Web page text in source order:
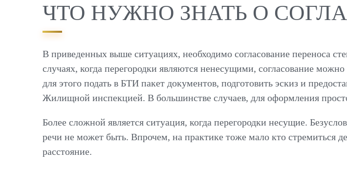
ЧТО НУЖНО ЗНАТЬ О
В приведенных выше ситуациях, необходимо согласование переноса
случаях, когда перегородки являются ненесущими, согласование
для этого подать в БТИ пакет документов, подготовить эскиз и
Жилищной инспекцией. В большинстве случаев, для оформления
Более сложной является ситуация, когда перегородки несущие.
речи не может быть. Впрочем, на практике тоже мало кто стремиться
расстояние.